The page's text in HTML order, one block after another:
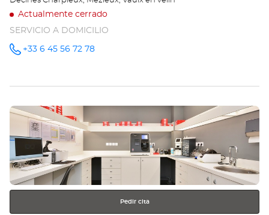
Actualmente cerrado
SERVICIO A DOMICILIO
número
+33 6 45 56 72 78
Pulse
ENTER
para
obtener
más
información
Pedir cita